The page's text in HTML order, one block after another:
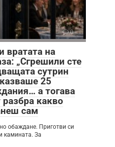
0
вратата на
„Сгрешили сте
сутрин
25
а тогава
какво
сам
обаждане. Приготви си
камината. За